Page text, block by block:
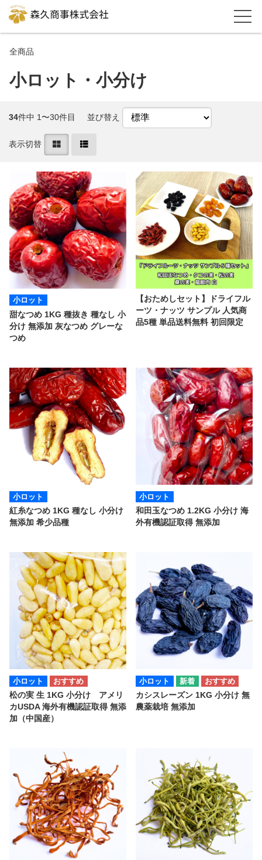
全商品
小ロット・小分け
34件中 1〜30件目 並び替え
表示切替
小ロット
甜なつめ 1KG 種抜き 種なし 小
分け 無添加 灰なつめ グレーな
つめ
【おためしセット】ドライフル
ーツ・ナッツ サンプル 人気商
品5種 単品送料無料 初回限定
小ロット
紅糸なつめ 1KG 種なし 小分け
無添加 希少品種
小ロット
和田玉なつめ 1.2KG 小分け 海
外有機認証取得 無添加
小ロット
松の実 生 1KG 小分け アメリ
カUSDA 海外有機認証取得 無添
加（中国産）
小ロット
カシスレーズン 1KG 小分け 無
農薬栽培 無添加